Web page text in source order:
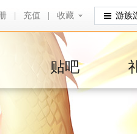
充值 收藏
收藏 游族
贴吧